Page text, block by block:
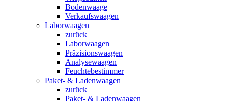
Bodenwaage
Verkaufswaagen
Laborwaagen
zurück
Laborwaagen
Präzisionswaagen
Analysewaagen
Feuchtebestimmer
Paket- & Ladenwaagen
zurück
Paket- & Ladenwaagen